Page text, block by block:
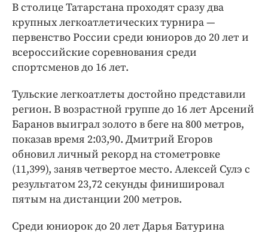
В столице Татарстана проходят сразу два
крупных легкоатлетических турнира —
первенство России среди юниоров до 20 лет и
всероссийские соревнования среди
спортсменов до 16 лет.
Тульские легкоатлеты достойно представили
регион. В возрастной группе до 16 лет Арсений
Баранов выиграл золото в беге на 800 метров,
показав время 2:03,90. Дмитрий Егоров
обновил личный рекорд на стометровке
(11,399), заняв четвертое место. Алексей Сулэ с
результатом 23,72 секунды финишировал
пятым на дистанции 200 метров.
Среди юниорок до 20 лет Дарья Батурина